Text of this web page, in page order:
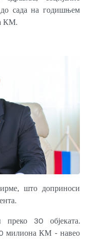
до сада на годишњем
КМ.
што доприноси
30 објеката.
милиона КМ - навео